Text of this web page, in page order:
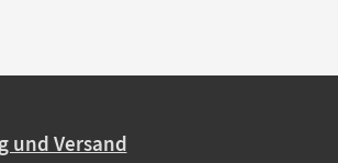
und Versand